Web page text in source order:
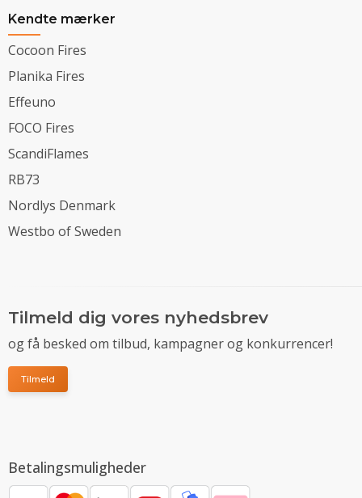
Kendte mærker
Cocoon Fires
Planika Fires
Effeuno
FOCO Fires
ScandiFlames
RB73
Nordlys Denmark
Westbo of Sweden
Tilmeld dig vores nyhedsbrev
og få besked om tilbud, kampagner og konkurrencer!
Tilmeld
Betalingsmuligheder